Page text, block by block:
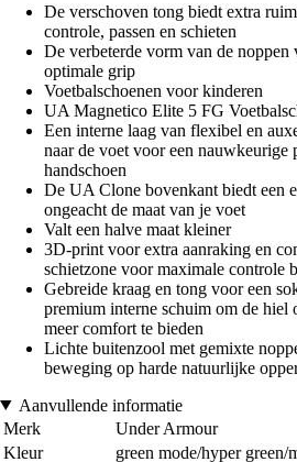
De verschoven tong biedt extra
controle, passen en schieten
De verbeterde vorm van de
optimale grip
Voetbalschoenen voor kinderen
UA Magnetico Elite 5 FG
Een interne laag van flexibel en
naar de voet voor een nauwkeurige
handschoen
De UA Clone bovenkant biedt een
ongeacht de maat van je voet
Valt een halve maat kleiner
3D-print voor extra aanraking en
schietzone voor maximale controle
Gebreide kraag en tong voor een
premium interne schuim om de hiel
meer comfort te bieden
Lichte buitenzool met gemixte
beweging op harde natuurlijke
Aanvullende informatie
Merk
Under Armour
Kleur
green mode/hyper green/